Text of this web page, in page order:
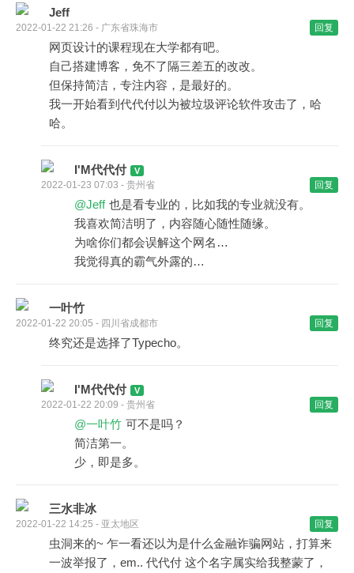
Jeff
2022-01-22 21:26 - 广东省珠海市 回复
网页设计的课程现在大学都有吧。
自己搭建博客，免不了隔三差五的改改。
但保持简洁，专注内容，是最好的。
我一开始看到代代付以为被垃圾评论软件攻击了，哈
哈。
I'M代代付
2022-01-23 07:03 - 贵州省 回复
@Jeff 也是看专业的，比如我的专业就没有。
我喜欢简洁明了，内容随心随性随缘。
为啥你们都会误解这个网名…
我觉得真的霸气外露的…
一叶竹
2022-01-22 20:05 - 四川省成都市 回复
终究还是选择了Typecho。
I'M代代付
2022-01-22 20:09 - 贵州省 回复
@一叶竹 可不是吗？
简洁第一。
少，即是多。
三水非冰
2022-01-22 14:25 - 亚太地区 回复
虫洞来的~ 乍一看还以为是什么金融诈骗网站，打算来
一波举报了，em.. 代代付 这个名字属实给我整蒙了，